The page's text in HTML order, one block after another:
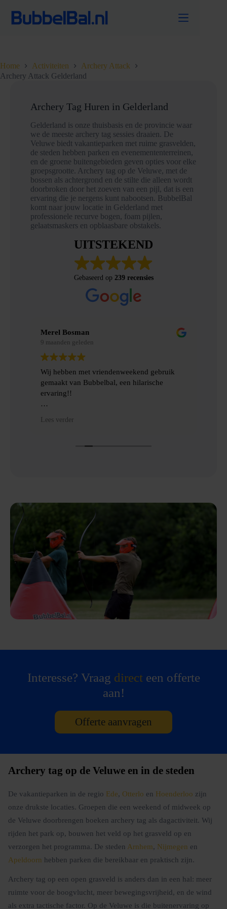
naar
Home Activiteiten
Archery Attack
Archery Attack Gelderland
Archery Tag Huren in Gelderland
Gelderland is onze thuisbasis en de provincie waar
we de meeste archery tag sessies draaien. De
Veluwe biedt vakantieparken met ruime grasvelden,
de steden hebben parken en evenemententerreinen,
en de groene buitengebieden geven opties voor elke
groepsgrootte. Archery tag op de Veluwe, met de
bossen als achtergrond en de stilte die alleen wordt
doorbroken door het zoeven van een pijl, dat is een
ervaring die je nergens kunt nabootsen. BubbelBal
komt naar jouw locatie in Gelderland met
professionele recurve bogen, foam pijlen,
gelaatsmaskers en opblaasbare obstakels.
UITSTEKEND
Gebaseerd op 239 recensies
Merel Bosman
9 maanden geleden
Wij hebben met vriendenweekend gebruik
gemaakt van Bubbelbal, een hilarische
ervaring!!
Dankjulliewel!
Lees verder
Interesse? Vraag directeen offerte
aan!
Offerte aanvragen
Archery tag op de Veluwe en in de steden
De vakantieparken in de regio Ede, Otterlo en Hoenderloo zijn
onze drukste locaties. Groepen die een weekend of midweek op
de Veluwe doorbrengen boeken archery tag als dagactiviteit. Wij
rijden het park op, bouwen het veld op het grasveld op en
verzorgen het programma. De steden Arnhem, Nijmegen en
Apeldoorn hebben parken die bereikbaar en praktisch zijn.
Archery tag op een open grasveld is anders dan in een hal: meer
ruimte voor de boogvlucht, meer bewegingsvrijheid, en de wind
als extra tactische factor. Op de Veluwe is die buitenervaring op